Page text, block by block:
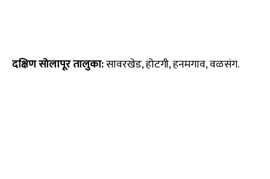
दक्षिण सोलापूर तालुका:सावरखेड, होटगी, हनमगाव, वळसंग.